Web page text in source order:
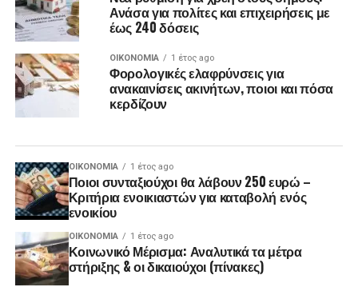
Ανάσα για πολίτες και επιχειρήσεις με
έως 240 δόσεις
ΟΙΚΟΝΟΜΊΑ 1 έτος ago
Φορολογικές ελαφρύνσεις για
ανακαινίσεις ακινήτων, ποιοι και πόσα
κερδίζουν
ΟΙΚΟΝΟΜΊΑ 1 έτος ago
Ποιοι συνταξιούχοι θα λάβουν 250 ευρώ –
Κριτήρια ενοικιαστών για καταβολή ενός
ενοικίου
ΟΙΚΟΝΟΜΊΑ 1 έτος ago
Κοινωνικό Μέρισμα: Αναλυτικά τα μέτρα
στήριξης & οι δικαιούχοι (πίνακες)